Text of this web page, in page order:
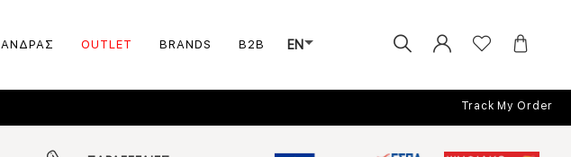
ΑΝΔΡΑΣ OUTLET BRANDS B2B EN
Track My Order